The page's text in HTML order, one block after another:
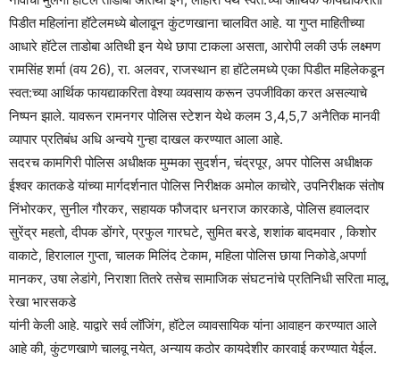
पिडीत महिलांना हॉटेलमध्ये बोलावून कुंटणखाना चालवित आहे. या गुप्त माहितीच्या
आधारे हॉटेल ताडोबा अतिथी इन येथे छापा टाकला असता, आरोपी लकी उर्फ लक्ष्मण
रामसिंह शर्मा (वय 26), रा. अलवर, राजस्थान हा हॉटेलमध्ये एका पिडीत महिलेकडून
स्वत:च्या आर्थिक फायद्याकरिता वेश्या व्यवसाय करून उपजीविका करत असल्याचे
निष्पन झाले. यावरून रामनगर पोलिस स्टेशन येथे कलम 3,4,5,7 अनैतिक मानवी
व्यापार प्रतिबंध अधि अन्वये गुन्हा दाखल करण्यात आला आहे.
सदरच कामगिरी पोलिस अधीक्षक मुम्मका सुदर्शन, चंद्रपूर, अपर पोलिस अधीक्षक
ईश्वर कातकडे यांच्या मार्गदर्शनात पोलिस निरीक्षक अमोल काचोरे, उपनिरीक्षक संतोष
निंभोरकर, सुनील गौरकर, सहायक फौजदार धनराज कारकाडे, पोलिस हवालदार
सुरेंद्र महतो, दीपक डोंगरे, प्रफुल गारघटे, सुमित बरडे, शशांक बादमवार , किशोर
वाकाटे, हिरालाल गुप्ता, चालक मिलिंद टेकाम, महिला पोलिस छाया निकोडे,अपर्णा
मानकर, उषा लेडांगे, निराशा तितरे तसेच सामाजिक संघटनांचे प्रतिनिधी सरिता मालू,
रेखा भारसकडे
यांनी केली आहे. याद्वारे सर्व लॉजिंग, हॉटेल व्यावसायिक यांना आवाहन करण्यात आले
आहे की, कुंटणखाणे चालवू नयेत, अन्याय कठोर कायदेशीर कारवाई करण्यात येईल.